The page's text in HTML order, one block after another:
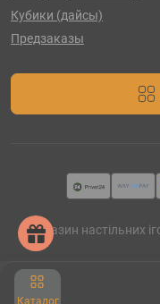
Каталог
Кубики (дайсы)
Предзаказы
Магазин настільних